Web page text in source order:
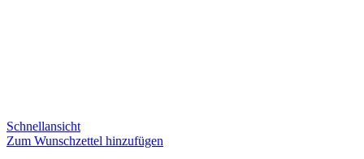
Schnellansicht
Zum Wunschzettel hinzufügen